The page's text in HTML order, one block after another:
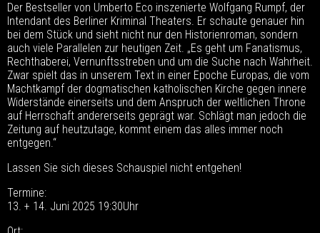
Der Bestseller von Umberto Eco inszenierte Wolfgang Rumpf, der
Intendant des Berliner Kriminal Theaters. Er schaute genauer hin
bei dem Stück und sieht nicht nur den Historienroman, sondern
auch viele Parallelen zur heutigen Zeit. „Es geht um Fanatismus,
Rechthaberei, Vernunftsstreben und um die Suche nach Wahrheit.
Zwar spielt das in unserem Text in einer Epoche Europas, die vom
Machtkampf der dogmatischen katholischen Kirche gegen innere
Widerstände einerseits und dem Anspruch der weltlichen Throne
auf Herrschaft andererseits geprägt war. Schlägt man jedoch die
Zeitung auf heutzutage, kommt einem das alles immer noch
entgegen.“
Lassen Sie sich dieses Schauspiel nicht entgehen!
Termine:
13. + 14. Juni 2025 19:30Uhr